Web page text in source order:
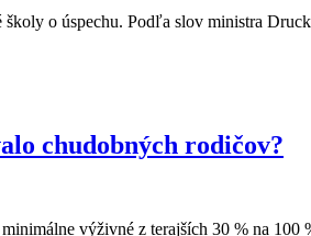
o úspechu. Podľa slov ministra
chudobných rodičov?
výživné z terajších 30 % na